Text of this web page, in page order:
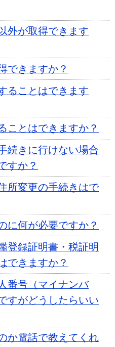
外が取得できます
できますか？
ることはできます
ことはできますか？
続きに行けない場合
すか？
所変更の手続きはで
に何が必要ですか？
登録証明書・税証明
できますか？
番号（マイナンバ
すがどうしたらいい
か電話で教えてくれ